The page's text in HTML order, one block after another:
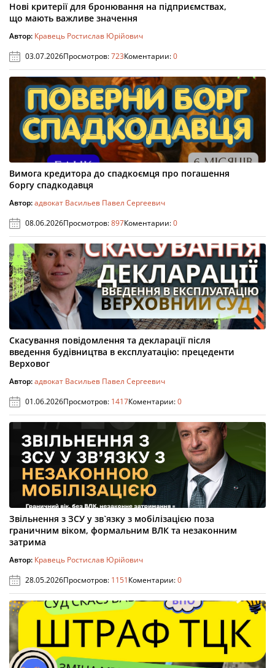
Нові критерії для бронювання на підприємствах,
що мають важливе значення
Автор: Кравець Ростислав Юрійович
03.07.2026Просмотров:723Коментарии:0
Вимога кредитора до спадкоємця про погашення
боргу спадкодавця
Автор:адвокат Васильев Павел Сергеевич
08.06.2026Просмотров:897Коментарии:0
Скасування повідомлення та декларації після
введення будівництва в експлуатацію: прецеденти
Верховог
Автор:адвокат Васильев Павел Сергеевич
01.06.2026Просмотров: 1417Коментарии:0
Звільнення з ЗСУ у зв`язку з мобілізацією поза
граничним віком, формальним ВЛК та незаконним
затрима
Автор: Кравець Ростислав Юрійович
28.05.2026Просмотров: 1151Коментарии:0